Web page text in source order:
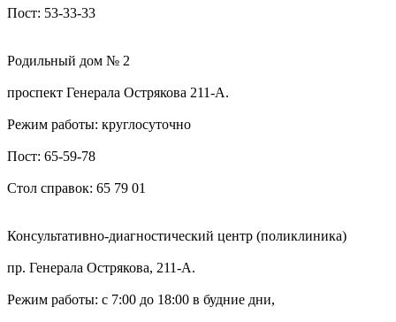
Пост: 53-33-33
Родильный дом № 2
проспект Генерала Острякова 211-А.
Режим работы: круглосуточно
Пост: 65-59-78
Стол справок: 65 79 01
Консультативно-диагностический центр (поликлиника)
пр. Генерала Острякова, 211-А.
Режим работы: с 7:00 до 18:00 в будние дни,